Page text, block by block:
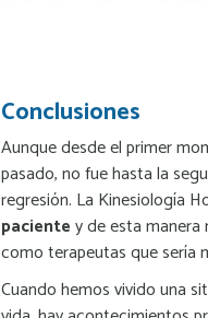
Conclusiones
Aunque desde el primer
pasado, no fue hasta la
regresión. La Kinesiología
pacientey de esta
como terapeutas que sería
Cuando hemos vivido una